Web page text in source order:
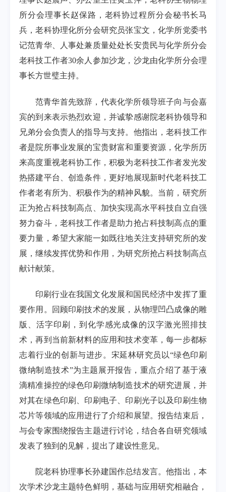
所分会理事长赵保路，老科协过程所分会秘书长马
兵，老科协理化所分会研究员张宝文，化学所党委书
记范青华、人事处兼质量处处长安贵民与化学所分会
老科技工作者30余人参加沙龙，沙龙由化学所分会理
事长方世璧主持。
范青华首先致辞，代表化学所领导班子向与会嘉
宾的到来表示热烈欢迎，并诚挚感谢院老科协领导和
兄弟分会负责人的指导与支持。他指出，老科技工作
者是院所事业发展的宝贵财富和重要资源，化学所历
来高度重视老科协工作，积极为老科技工作者发光发
热搭建平台、创造条件，更好地展现新时代老科技工
作者老有所为、积极作为的精神风貌。当前，研究所
正为抢占科技制高点、加快实现高水平科技自立自强
努力奋斗，老科技工作者是助力抢占科技制高点的重
要力量，希望大家能一如既往地关注支持研究所的发
展，继续发挥优势和作用，为研究所抢占科技制高点
献计献策。
印刷行业在我国文化发展和国民经济中发挥了重
要作用。回顾印刷技术的发展，从物理凹凸成像的雕
版、活字印刷，到化学感光成像的汉字激光照排技
术，再到当前新材料的应用和技术变革，每一步都标
志着行业的创新与进步。宋延林研究员以“绿色印刷
微纳制造技术”为主题展开报告，重点介绍了基于液
滴精准操控的绿色印刷微纳制造技术的研究进展，并
对其在绿色印刷、印刷电子、印刷光子以及印刷生物
芯片等领域的应用进行了介绍和展望。报告结束后，
与会专家围绕报告主题进行讨论，结合各自研究领域
发表了独到的见解，提出了建设性意见。
院老科协理事长孙建国作总结发言。他指出，本
次学术沙龙主题特色鲜明，基础与应用研究相融合，